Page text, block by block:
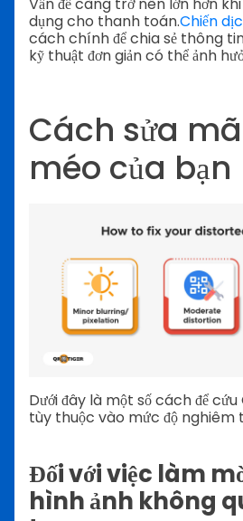
dụng cho thanh toán.Chiến
cách chính để chia sẻ thông
kỹ thuật đơn giản có thể ảnh
Cách sửa
méo của bạn
Dưới đây là một số cách để
tùy thuộc vào mức độ nghiêm
Đối với việc làm
hình ảnh không